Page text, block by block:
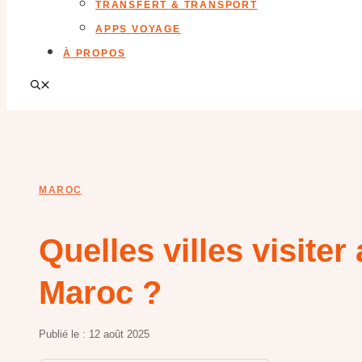
TRANSFERT & TRANSPORT
APPS VOYAGE
À PROPOS
MAROC
Quelles villes visiter
Maroc ?
Publié le : 12 août 2025